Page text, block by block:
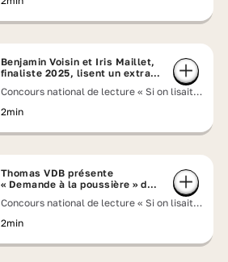
Benjamin Voisin et Iris Maillet,
finaliste 2025, lisent un extrait
Concours national de lecture « Si on lisait à
2min
Thomas VDB présente
« Demande à la poussière » de
Concours national de lecture « Si on lisait à
2min